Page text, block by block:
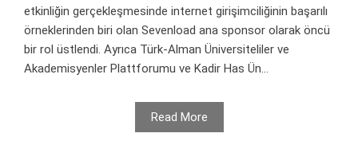
etkinliğin gerçekleşmesinde internet girişimciliğinin başarılı
örneklerinden biri olan Sevenload ana sponsor olarak öncü
bir rol üstlendi. Ayrıca Türk-Alman Üniversiteliler ve
Akademisyenler Plattforumu ve Kadir Has Ün...
Read More